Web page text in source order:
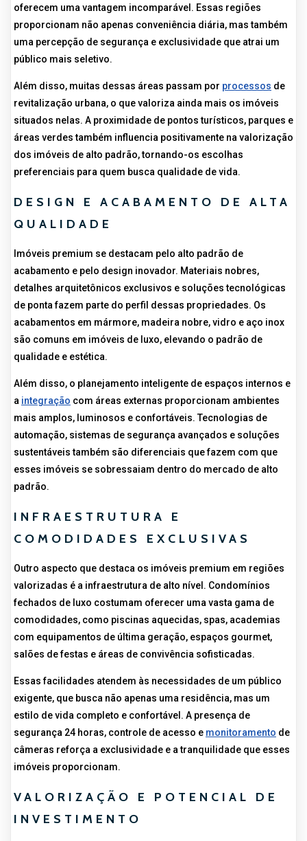
oferecem uma vantagem incomparável. Essas regiões
proporcionam não apenas conveniência diária, mas também
uma percepção de segurança e exclusividade que atrai um
público mais seletivo.
Além disso, muitas dessas áreas passam por processos de
revitalização urbana, o que valoriza ainda mais os imóveis
situados nelas. A proximidade de pontos turísticos, parques e
áreas verdes também influencia positivamente na valorização
dos imóveis de alto padrão, tornando-os escolhas
preferenciais para quem busca qualidade de vida.
DESIGN E ACABAMENTO DE ALTA
QUALIDADE
Imóveis premium se destacam pelo alto padrão de
acabamento e pelo design inovador. Materiais nobres,
detalhes arquitetônicos exclusivos e soluções tecnológicas
de ponta fazem parte do perfil dessas propriedades. Os
acabamentos em mármore, madeira nobre, vidro e aço inox
são comuns em imóveis de luxo, elevando o padrão de
qualidade e estética.
Além disso, o planejamento inteligente de espaços internos e
a integração com áreas externas proporcionam ambientes
mais amplos, luminosos e confortáveis. Tecnologias de
automação, sistemas de segurança avançados e soluções
sustentáveis também são diferenciais que fazem com que
esses imóveis se sobressaiam dentro do mercado de alto
padrão.
INFRAESTRUTURA E
COMODIDADES EXCLUSIVAS
Outro aspecto que destaca os imóveis premium em regiões
valorizadas é a infraestrutura de alto nível. Condomínios
fechados de luxo costumam oferecer uma vasta gama de
comodidades, como piscinas aquecidas, spas, academias
com equipamentos de última geração, espaços gourmet,
salões de festas e áreas de convivência sofisticadas.
Essas facilidades atendem às necessidades de um público
exigente, que busca não apenas uma residência, mas um
estilo de vida completo e confortável. A presença de
segurança 24 horas, controle de acesso e monitoramento de
câmeras reforça a exclusividade e a tranquilidade que esses
imóveis proporcionam.
VALORIZAÇÃO E POTENCIAL DE
INVESTIMENTO